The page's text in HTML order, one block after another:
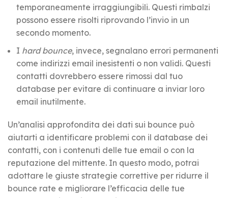
temporaneamente irraggiungibili. Questi rimbalzi
possono essere risolti riprovando l’invio in un
secondo momento.
I hard bounce, invece, segnalano errori permanenti
come indirizzi email inesistenti o non validi. Questi
contatti dovrebbero essere rimossi dal tuo
database per evitare di continuare a inviar loro
email inutilmente.
Un’analisi approfondita dei dati sui bounce può
aiutarti a identificare problemi con il database dei
contatti, con i contenuti delle tue email o con la
reputazione del mittente. In questo modo, potrai
adottare le giuste strategie correttive per ridurre il
bounce rate e migliorare l’efficacia delle tue